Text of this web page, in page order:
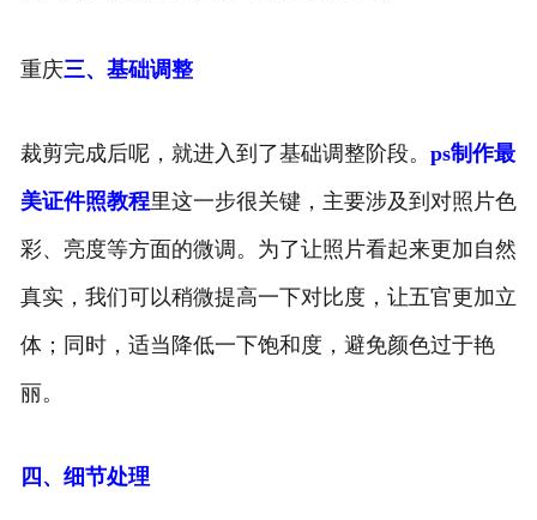
重庆三、基础调整
裁剪完成后呢，就进入到了基础调整阶段。 ps制作最
美证件照教程里这一步很关键，主要涉及到对照片色
彩、亮度等方面的微调。为了让照片看起来更加自然
真实，我们可以稍微提高一下对比度，让五官更加立
体；同时，适当降低一下饱和度，避免颜色过于艳
丽。
四、细节处理